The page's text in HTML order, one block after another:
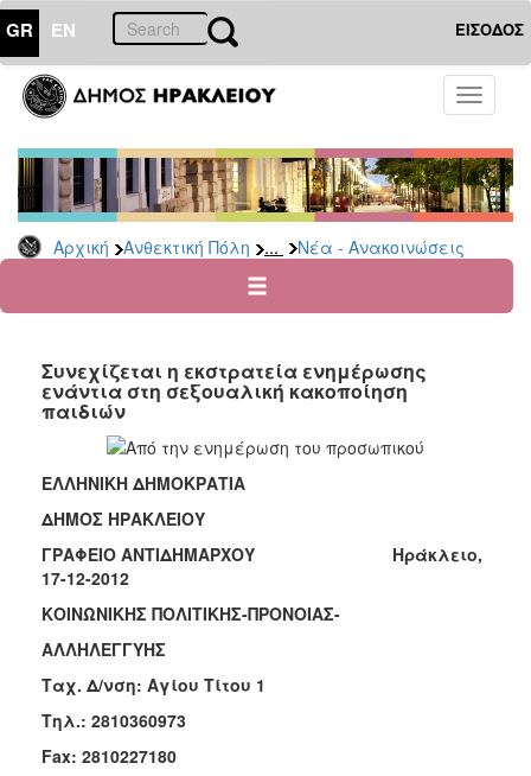
GR EN ΕΙΣΟΔΟΣ
Toggle
Αρχική Ανθεκτική Πόλη ... Νέα - Ανακοινώσεις
ΑΝΘΕΚΤΙΚΗ
ΠΟΛΗ
Κοινωνική
Πολιτική
Νέα
Ανακοινώσεις
για
Οικονομική
Αδυναμία
Καταστροφές
Κέντρα
Κοινοτικής
Φροντίδας
Δημιουργικής
Απασχόλησης
Παιδιών
(Κ.Δ.Α.Π.)
Κέντρα
Συνεχίζεται η εκστρατεία ενημέρωσης
ενάντια στη σεξουαλική κακοποίηση
παιδιών
ΕΛΛΗΝΙΚΗ ΔΗΜΟΚΡΑΤΙΑ
ΔΗΜΟΣ ΗΡΑΚΛΕΙΟΥ
ΓΡΑΦΕΙΟ ΑΝΤΙΔΗΜΑΡΧΟΥ Ηράκλειο,
17-12-2012
ΚΟΙΝΩΝΙΚΗΣ ΠΟΛΙΤΙΚΗΣ-ΠΡΟΝΟΙΑΣ-
ΑΛΛΗΛΕΓΓΥΗΣ
Ταχ. Δ/νση: Αγίου Τίτου 1
Τηλ.: 2810360973
Fax: 2810227180